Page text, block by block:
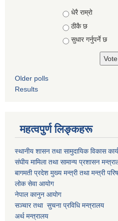
Choices
धेरै राम्रो
ठीकै छ
सुधार गर्नुपर्ने छ
Older polls
Results
महत्वपुर्ण लिङ्कहरू
स्थानीय शासन तथा सामुदायिक विकास
संघीय मामिला तथा सामान्य प्रशासन
बागमती प्रदेश मुख्य मन्त्री तथा मन्त्री
लोक सेवा आयोग
नेपाल कानुन आयोग
सञ्चार तथा सुचना प्रविधि मन्त्रालय
अर्थ मन्त्रालय